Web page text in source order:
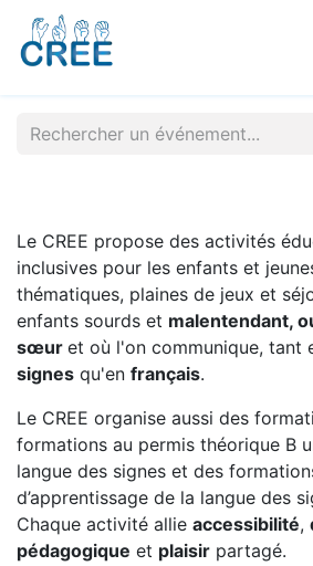
Le CREE propose des activités
inclusives pour les enfants et
thématiques, plaines de jeux et
enfants sourds et malentendant,
sœur et où l'on communique, tant
signes qu'en français.
Le CREE organise aussi des
formations au permis théorique B
langue des signes et des
d’apprentissage de la langue des
Chaque activité allie accessibilité,
pédagogique et plaisir partagé.